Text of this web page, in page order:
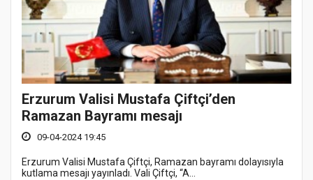
Erzurum Valisi Mustafa Çiftçi’den
Ramazan Bayramı mesajı
09-04-2024 19:45
Erzurum Valisi Mustafa Çiftçi, Ramazan bayramı dolayısıyla
kutlama mesajı yayınladı. Vali Çiftçi, “A...